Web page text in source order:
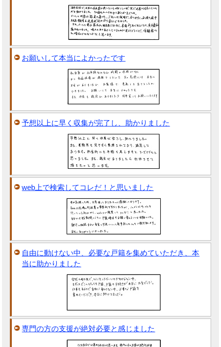
お願いして本当によかったです
予想以上に早く収集が完了し、助かりました
web上で検索してコレだ！と思いました
自由に動けない中、必要な戸籍を集めていただき、本
当に助かりました
専門の方の支援が絶対必要と感じました